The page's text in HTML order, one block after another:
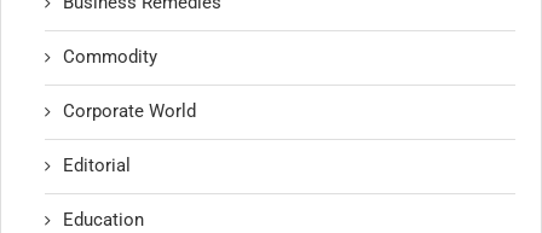
Commodity
Corporate World
Editorial
Education